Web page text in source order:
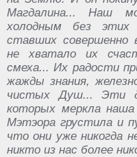
Магдалина... Наш
холодным без этих
ставших совершенно
не хватало их
смеха... Их радости
жажды знания,
чистых Душ... Эти
которых меркла наша
Мэтэора грустила и
что они уже никогда
никто из нас более